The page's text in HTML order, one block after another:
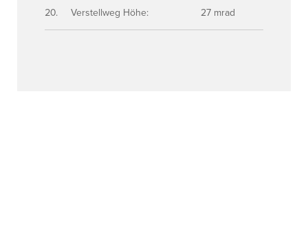
Verstellweg Höhe: 27 mrad